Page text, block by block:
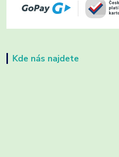
Kde nás najdete